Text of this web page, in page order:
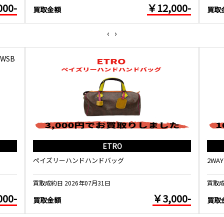
買取金額 ￥12,000- 買取
‹ ›
ETRO
ペイズリーハンドハンドバッグ
買取成約日 2026年07月31日
買取金額 ￥3,000-
買取
買取